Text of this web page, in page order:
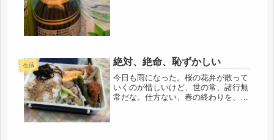
生活 絶対、絶命、恥ずかしい
今日も雨になった。桜の花弁が散って
いくのが惜しいけど、世の常、諸行無
常だな。仕方ない、春の終わりを、い